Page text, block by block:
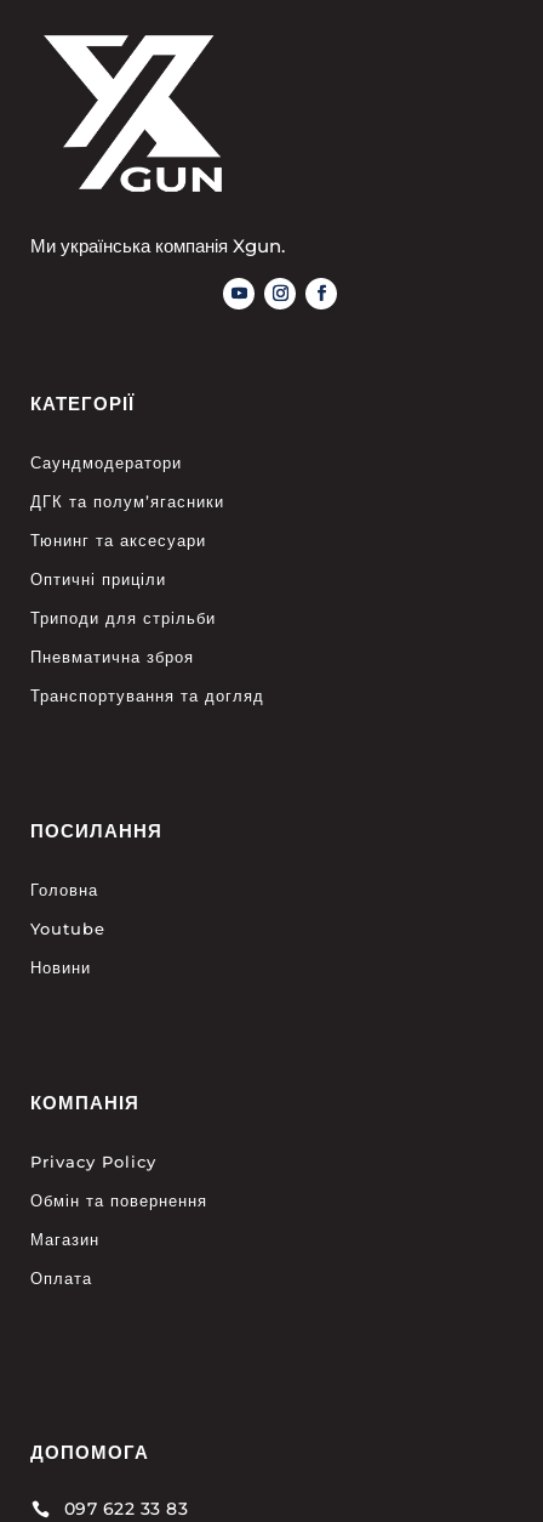
Ми українська компанія Xgun.
КАТЕГОРІЇ
Саундмодератори
ДГК та полум’ягасники
Тюнинг та аксесуари
Оптичні приціли
Триподи для стрільби
Пневматична зброя
Транспортування та догляд
ПОСИЛАННЯ
Головна
Youtube
Новини
КОМПАНІЯ
Privacy Policy
Обмін та повернення
Магазин
Оплата
ДОПОМОГА
 097 622 33 83